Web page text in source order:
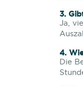
3.
Ja,
4.
Die